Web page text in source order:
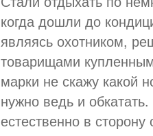
когда дошли до
являясь охотником,
товарищами
марки не скажу какой
нужно ведь и
естественно в